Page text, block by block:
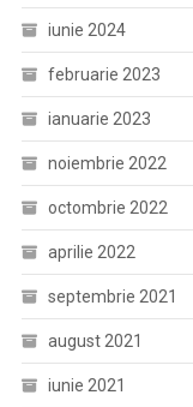
iunie 2024
februarie 2023
ianuarie 2023
noiembrie 2022
octombrie 2022
aprilie 2022
septembrie 2021
august 2021
iunie 2021